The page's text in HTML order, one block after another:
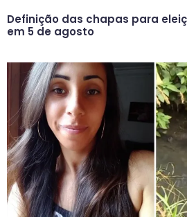
Definição das chapas para
em 5 de agosto